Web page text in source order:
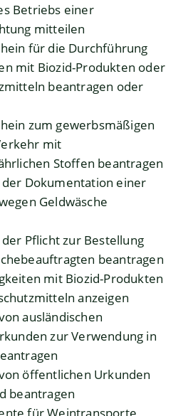
Betriebs einer
mitteilen
für die Durchführung
mit Biozid-Produkten oder
beantragen oder
zum gewerbsmäßigen
mit
Stoffen beantragen
Dokumentation einer
Geldwäsche
Pflicht zur Bestellung
beantragen
mit Biozid-Produkten
anzeigen
ausländischen
zur Verwendung in
öffentlichen Urkunden
beantragen